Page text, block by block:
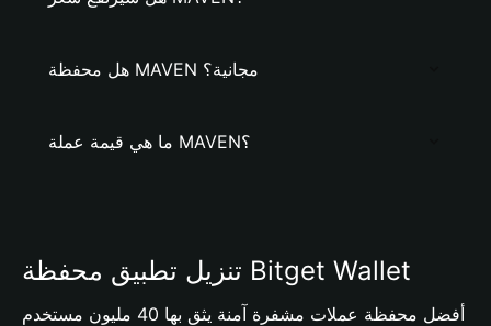
هل محفظة MAVEN مجانية؟
ما هي قيمة عملة MAVEN؟
تنزيل تطبيق محفظة Bitget Wallet
أفضل محفظة عملات مشفرة آمنة يثق بها 40 مليون مستخدم